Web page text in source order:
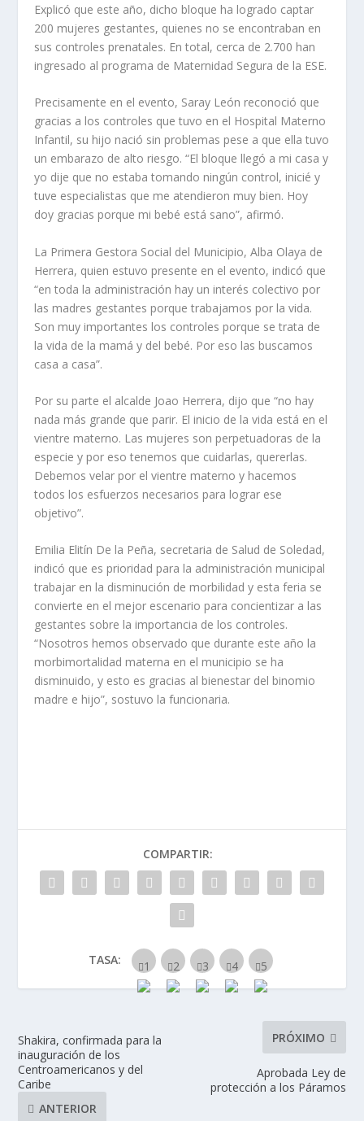
Explicó que este año, dicho bloque ha logrado captar
200 mujeres gestantes, quienes no se encontraban en
sus controles prenatales. En total, cerca de 2.700 han
ingresado al programa de Maternidad Segura de la ESE.
Precisamente en el evento, Saray León reconoció que
gracias a los controles que tuvo en el Hospital Materno
Infantil, su hijo nació sin problemas pese a que ella tuvo
un embarazo de alto riesgo. “El bloque llegó a mi casa y
yo dije que no estaba tomando ningún control, inicié y
tuve especialistas que me atendieron muy bien. Hoy
doy gracias porque mi bebé está sano”, afirmó.
La Primera Gestora Social del Municipio, Alba Olaya de
Herrera, quien estuvo presente en el evento, indicó que
“en toda la administración hay un interés colectivo por
las madres gestantes porque trabajamos por la vida.
Son muy importantes los controles porque se trata de
la vida de la mamá y del bebé. Por eso las buscamos
casa a casa”.
Por su parte el alcalde Joao Herrera, dijo que “no hay
nada más grande que parir. El inicio de la vida está en el
vientre materno. Las mujeres son perpetuadoras de la
especie y por eso tenemos que cuidarlas, quererlas.
Debemos velar por el vientre materno y hacemos
todos los esfuerzos necesarios para lograr ese
objetivo”.
Emilia Elitín De la Peña, secretaria de Salud de Soledad,
indicó que es prioridad para la administración municipal
trabajar en la disminución de morbilidad y esta feria se
convierte en el mejor escenario para concientizar a las
gestantes sobre la importancia de los controles.
“Nosotros hemos observado que durante este año la
morbimortalidad materna en el municipio se ha
disminuido, y esto es gracias al bienestar del binomio
madre e hijo”, sostuvo la funcionaria.
COMPARTIR:
TASA:
Shakira, confirmada para la
inauguración de los
Centroamericanos y del
Caribe
ANTERIOR
PRÓXIMO
Aprobada Ley de
protección a los Páramos